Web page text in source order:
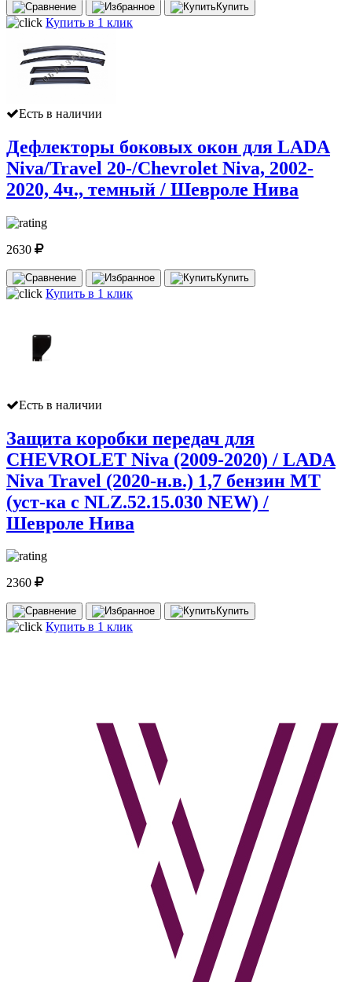
Купить
Купить в 1 клик
Есть в наличии
Дефлекторы боковых окон для LADA
Niva/Travel 20-/Chevrolet Niva, 2002-
2020, 4ч., темный / Шевроле Нива
2630
Купить
Купить в 1 клик
Есть в наличии
Защита коробки передач для
CHEVROLET Niva (2009-2020) / LADA
Niva Travel (2020-н.в.) 1,7 бензин МТ
(уст-ка с NLZ.52.15.030 NEW) /
Шевроле Нива
2360
Купить
Купить в 1 клик